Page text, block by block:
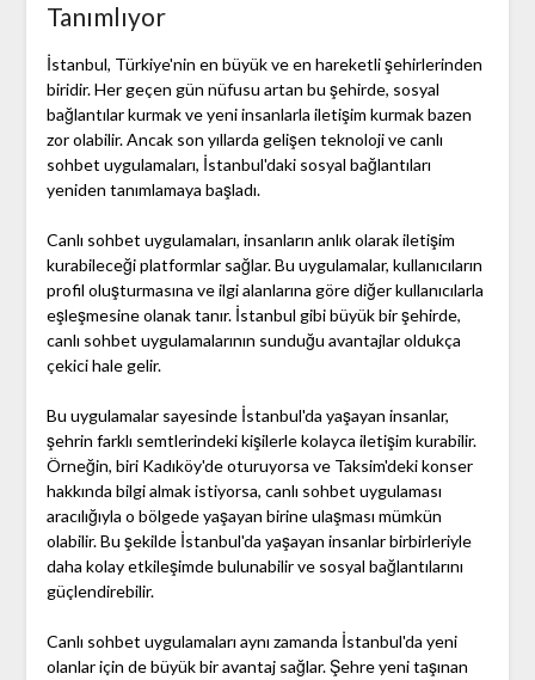
Tanımlıyor
İstanbul, Türkiye'nin en büyük ve en hareketli şehirlerinden
biridir. Her geçen gün nüfusu artan bu şehirde, sosyal
bağlantılar kurmak ve yeni insanlarla iletişim kurmak bazen
zor olabilir. Ancak son yıllarda gelişen teknoloji ve canlı
sohbet uygulamaları, İstanbul'daki sosyal bağlantıları
yeniden tanımlamaya başladı.
Canlı sohbet uygulamaları, insanların anlık olarak iletişim
kurabileceği platformlar sağlar. Bu uygulamalar, kullanıcıların
profil oluşturmasına ve ilgi alanlarına göre diğer kullanıcılarla
eşleşmesine olanak tanır. İstanbul gibi büyük bir şehirde,
canlı sohbet uygulamalarının sunduğu avantajlar oldukça
çekici hale gelir.
Bu uygulamalar sayesinde İstanbul'da yaşayan insanlar,
şehrin farklı semtlerindeki kişilerle kolayca iletişim kurabilir.
Örneğin, biri Kadıköy'de oturuyorsa ve Taksim'deki konser
hakkında bilgi almak istiyorsa, canlı sohbet uygulaması
aracılığıyla o bölgede yaşayan birine ulaşması mümkün
olabilir. Bu şekilde İstanbul'da yaşayan insanlar birbirleriyle
daha kolay etkileşimde bulunabilir ve sosyal bağlantılarını
güçlendirebilir.
Canlı sohbet uygulamaları aynı zamanda İstanbul'da yeni
olanlar için de büyük bir avantaj sağlar. Şehre yeni taşınan